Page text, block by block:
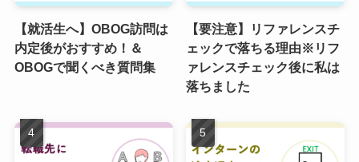
【就活生へ】OBOG訪問は
内定後がおすすめ！＆
OBOGで聞くべき質問集
【要注意】リファレンスチ
ェックで落ちる理由※リフ
ァレンスチェック後に私は
落ちました